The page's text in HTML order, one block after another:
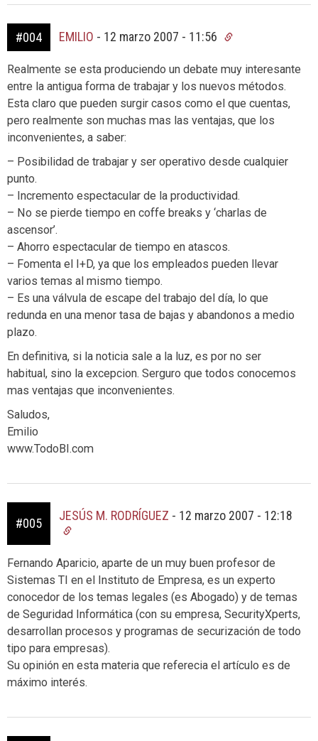
#004 EMILIO - 12 marzo 2007 - 11:56
Realmente se esta produciendo un debate muy interesante
entre la antigua forma de trabajar y los nuevos métodos.
Esta claro que pueden surgir casos como el que cuentas,
pero realmente son muchas mas las ventajas, que los
inconvenientes, a saber:
– Posibilidad de trabajar y ser operativo desde cualquier
punto.
– Incremento espectacular de la productividad.
– No se pierde tiempo en coffe breaks y ‘charlas de
ascensor’.
– Ahorro espectacular de tiempo en atascos.
– Fomenta el I+D, ya que los empleados pueden llevar
varios temas al mismo tiempo.
– Es una válvula de escape del trabajo del día, lo que
redunda en una menor tasa de bajas y abandonos a medio
plazo.
En definitiva, si la noticia sale a la luz, es por no ser
habitual, sino la excepcion. Serguro que todos conocemos
mas ventajas que inconvenientes.
Saludos,
Emilio
www.TodoBI.com
#005
JESÚS M. RODRÍGUEZ - 12 marzo 2007 - 12:18
Fernando Aparicio, aparte de un muy buen profesor de
Sistemas TI en el Instituto de Empresa, es un experto
conocedor de los temas legales (es Abogado) y de temas
de Seguridad Informática (con su empresa, SecurityXperts,
desarrollan procesos y programas de securización de todo
tipo para empresas).
Su opinión en esta materia que referecia el artículo es de
máximo interés.